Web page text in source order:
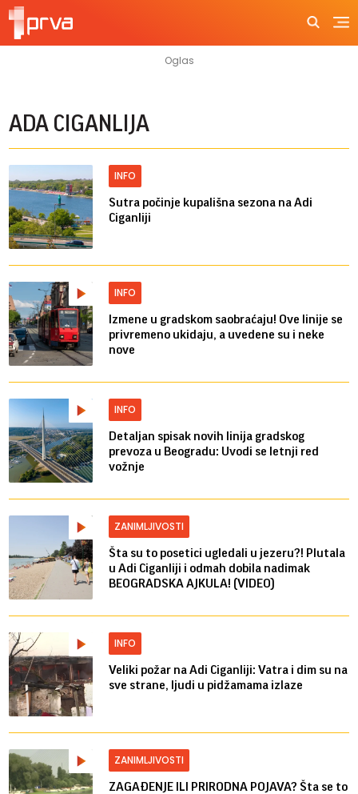
ADA CIGANLIJA
INFO
Sutra počinje kupališna sezona na Adi
Ciganliji
INFO
Izmene u gradskom saobraćaju! Ove linije se
privremeno ukidaju, a uvedene su i neke
nove
INFO
Detaljan spisak novih linija gradskog
prevoza u Beogradu: Uvodi se letnji red
vožnje
ZANIMLJIVOSTI
Šta su to posetici ugledali u jezeru?! Plutala
u Adi Ciganliji i odmah dobila nadimak
BEOGRADSKA AJKULA! (VIDEO)
INFO
Veliki požar na Adi Ciganliji: Vatra i dim su na
sve strane, ljudi u pidžamama izlaze
ZANIMLJIVOSTI
ZAGAĐENJE ILI PRIRODNA POJAVA? Šta se to